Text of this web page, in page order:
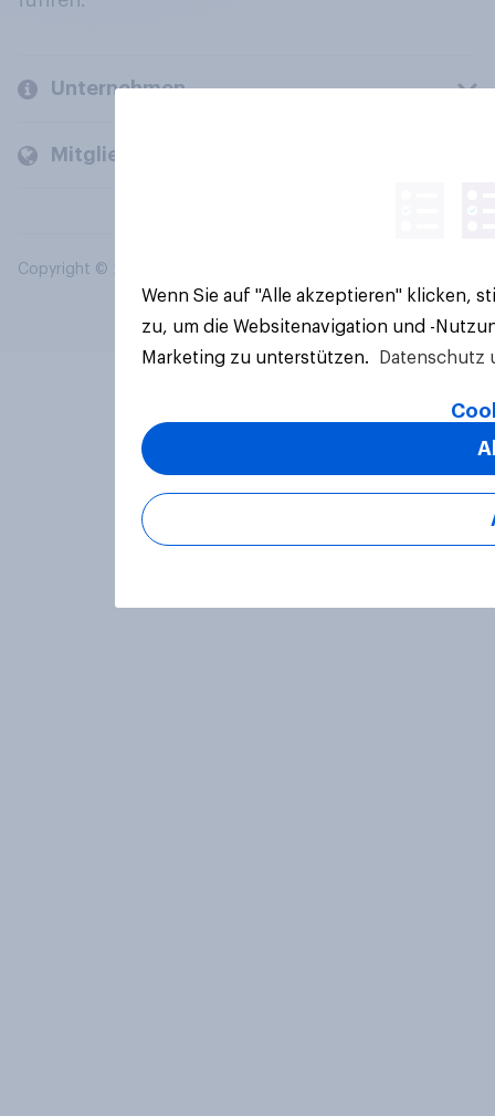
Unternehmen
Mitglieder und Kunden
Copyright © 2026 YouGov PLC. Alle Rechte vorbehalten.
Wenn Sie auf "Alle akzeptieren" klicken,
zu, um die Websitenavigation und -
Marketing zu unterstützen.
Datenschutz